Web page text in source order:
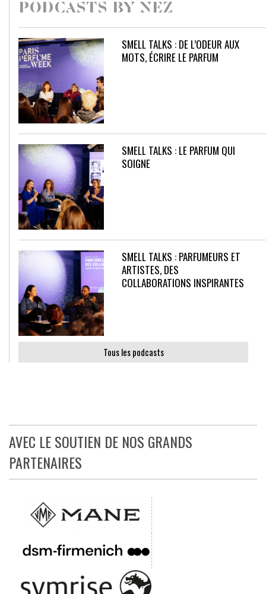
PODCASTS BY NEZ
SMELL TALKS : DE L’ODEUR AUX
MOTS, ÉCRIRE LE PARFUM
SMELL TALKS : LE PARFUM QUI
SOIGNE
SMELL TALKS : PARFUMEURS ET
ARTISTES, DES
COLLABORATIONS INSPIRANTES
Tous les podcasts
AVEC LE SOUTIEN DE NOS GRANDS
PARTENAIRES